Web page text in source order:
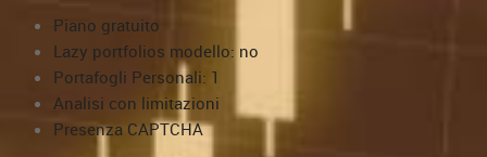
Piano gratuito
Lazy portfolios modello: no
Portafogli Personali: 1
Analisi con limitazioni
Presenza CAPTCHA